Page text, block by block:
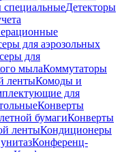
специальныеДетекторы
для аэрозольных
для
мылаКоммутаторы
лентыКомоды и
для
Конверты
бумагиКонверты
лентыКондиционеры
Конференц-